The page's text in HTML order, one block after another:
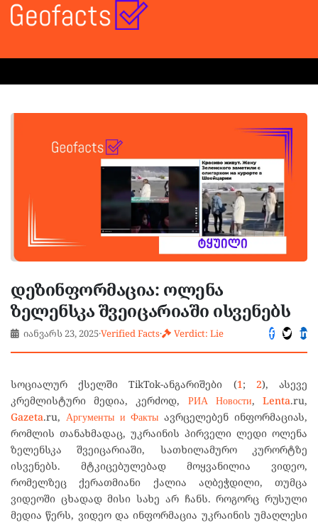
დეზინფორმაცია: ოლენა
ზელენსკა შვეიცარიაში ისვენებს
იანვარს 23, 2025·Verified Facts· Verdict: Lie
სოციალურ ქსელში TikTok-ანგარიშები (1; 2), ასევე
კრემლისტური მედია, კერძოდ, РИА Новости,Lenta.ru,
Gazeta.ru, Аргументы и Факты ავრცელებენ ინფორმაციას,
რომლის თანახმადაც, უკრაინის პირველი ლედი ოლენა
ზელენსკა შვეიცარიაში, სათხილამურო კურორტზე
ისვენებს. მტკიცებულებად მოყვანილია ვიდეო,
რომელზეც ქერათმიანი ქალია აღბეჭდილი, თუმცა
ვიდეოში ცხადად მისი სახე არ ჩანს. როგორც რუსული
მედია წერს, ვიდეო და ინფორმაცია უკრაინის უმაღლესი